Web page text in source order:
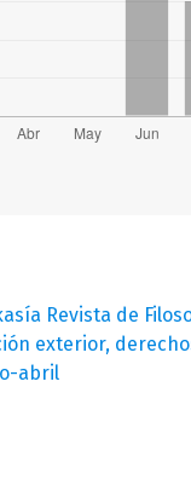
Revista de
exterior,
abril